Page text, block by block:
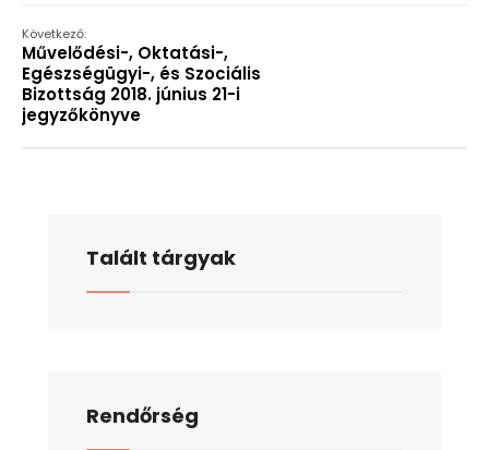
Következő:
Művelődési-, Oktatási-,
Egészségügyi-, és Szociális
Bizottság 2018. június 21-i
jegyzőkönyve
Talált tárgyak
Rendőrség